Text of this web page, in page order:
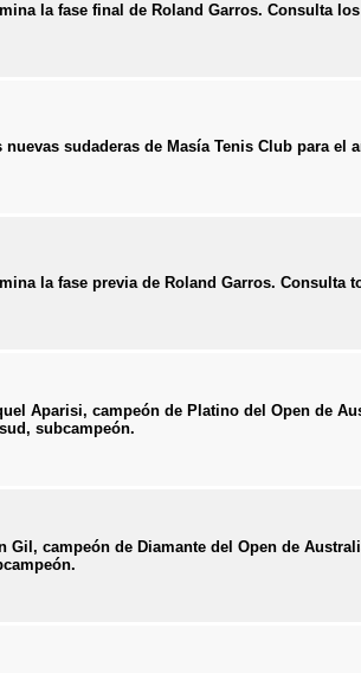
la fase final de Roland Garros. Consulta
nuevas sudaderas de Masía Tenis Club para el
la fase previa de Roland Garros. Consulta
Aparisi, campeón de Platino del Open de
subcampeón.
Gil, campeón de Diamante del Open de